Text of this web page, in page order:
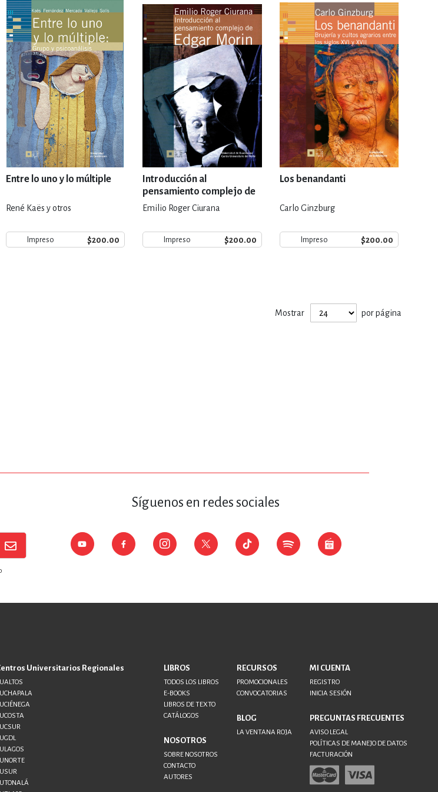
OCIO AL AIRE LIBRE DERECHO
EMPRESA Y GESTIÓN
Y OCIO FICCIÓN Y TEMAS AFINES
HISTORIA Y ARQUEOLOGÍA
LENGUAJE Y LINGÜÍSTICA
DE CÓMICS, DIBUJOS ANIMADOS
AGRICULTURA
Entre lo uno y lo múltiple
René Kaës y otros
Impreso $200.00
Introducción al
pensamiento complejo de
Edgar Morin
Emilio Roger Ciurana
Impreso $200.00
Los benandanti
Carlo Ginzburg
Impreso $200.00
Mostrar por página
Síguenos en redes sociales
Universitarios Regionales LIBROS
TODOS LOS LIBROS
E-BOOKS
LIBROS DE TEXTO
CATÁLOGOS
NOSOTROS
SOBRE NOSOTROS
CONTACTO
AUTORES
RECURSOS
PROMOCIONALES
CONVOCATORIAS
BLOG
LA VENTANA ROJA
MI CUENTA
REGISTRO
INICIA SESIÓN
PREGUNTAS FRECUENTES
AVISO LEGAL
POLÍTICAS DE MANEJO DE DATOS
FACTURACIÓN